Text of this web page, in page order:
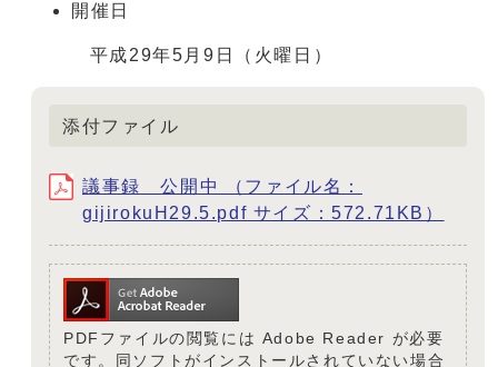
開催日
平成29年5月9日（火曜日）
添付ファイル
議事録 公開中 （ファイル名：
gijirokuH29.5.pdf サイズ：572.71KB）
PDFファイルの閲覧には Adobe Reader が必要
です。同ソフトがインストールされていない場合